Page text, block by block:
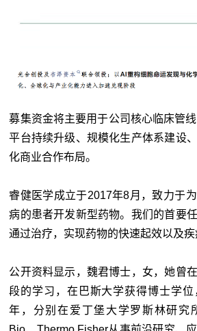
募集资金将主要用于公司核心临床管
平台持续升级、规模化生产体系建设
化商业合作布局。
睿健医学成立于2017年8月，致力于
病的患者开发新型药物。我们的首要
通过治疗，实现药物的快速起效以及疾
公开资料显示，魏君博士，女，她曾
段的学习，在巴斯大学获得博士学
年，分别在爱丁堡大学罗斯林研究